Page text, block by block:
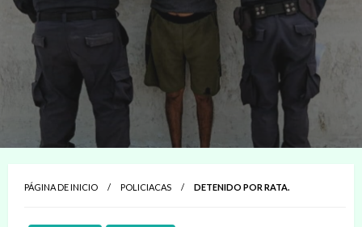
PÁGINA DE INICIO POLICIACAS DETENIDO POR RATA.